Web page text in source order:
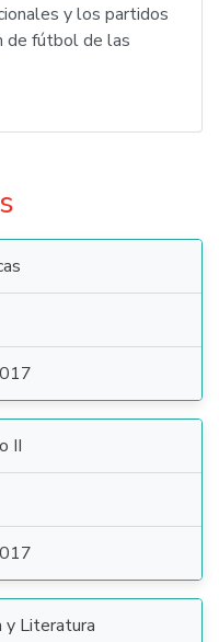
y los partidos
de fútbol de las
II
y Literatura